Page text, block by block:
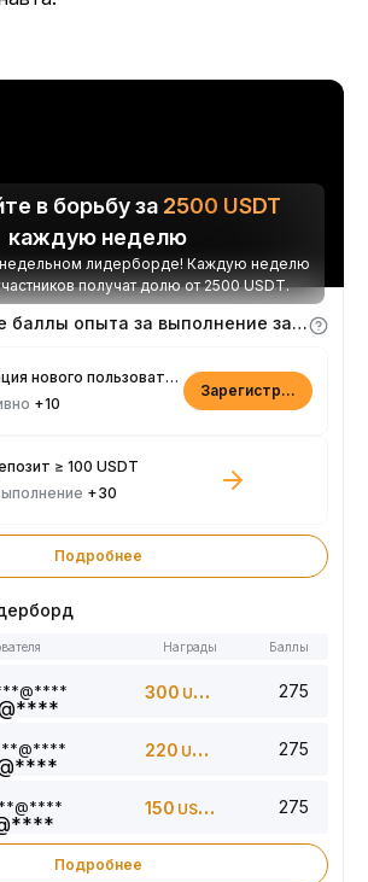
в борьбу за 2500 USDT
каждую неделю
недельном лидерборде! Каждую неделю
получат долю от 2500 USDT.
Зарабатывайте баллы опыта за выполнение заданий
Регистрация нового пользователя
+10
Зарегистрироваться
≥ 100 USDT
+30
Подробнее
Награды Баллы
300 USDT 275
220 USDT 275
150 USDT 275
Подробнее